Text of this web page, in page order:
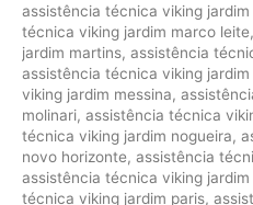
assistência técnica viking jardim
técnica viking jardim marco leite,
jardim martins, assistência
assistência técnica viking jardim
viking jardim messina,
molinari, assistência técnica
técnica viking jardim nogueira,
novo horizonte, assistência
assistência técnica viking
técnica viking jardim paris,